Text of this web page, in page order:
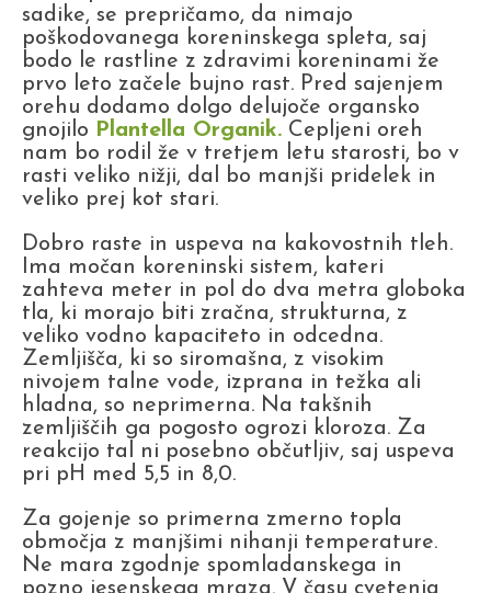
sadike, se prepričamo, da nimajo
poškodovanega koreninskega spleta, saj
bodo le rastline z zdravimi koreninami že
prvo leto začele bujno rast. Pred sajenjem
orehu dodamo dolgo delujoče organsko
gnojilo Plantella Organik. Cepljeni oreh
nam bo rodil že v tretjem letu starosti, bo v
rasti veliko nižji, dal bo manjši pridelek in
veliko prej kot stari.
Dobro raste in uspeva na kakovostnih tleh.
Ima močan koreninski sistem, kateri
zahteva meter in pol do dva metra globoka
tla, ki morajo biti zračna, strukturna, z
veliko vodno kapaciteto in odcedna.
Zemljišča, ki so siromašna, z visokim
nivojem talne vode, izprana in težka ali
hladna, so neprimerna. Na takšnih
zemljiščih ga pogosto ogrozi kloroza. Za
reakcijo tal ni posebno občutljiv, saj uspeva
pri pH med 5,5 in 8,0.
Za gojenje so primerna zmerno topla
območja z manjšimi nihanji temperature.
Ne mara zgodnje spomladanskega in
pozno jesenskega mraza. V času cvetenja